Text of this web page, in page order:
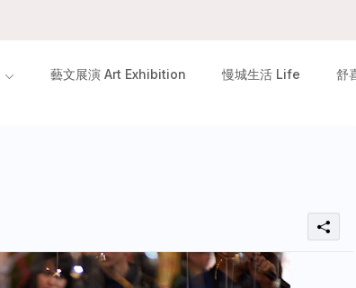
藝文展演 Art Exhibition 慢城生活 Life 舒